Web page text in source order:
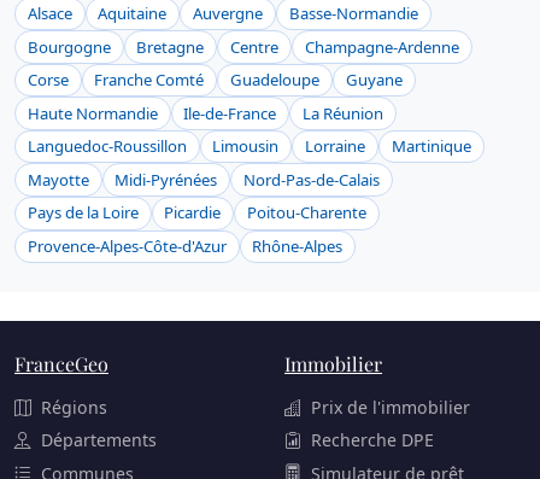
Alsace Aquitaine Auvergne
Basse-Normandie
Bourgogne
Bretagne Centre
Champagne-Ardenne
Corse
Franche Comté Guadeloupe
Guyane
Haute Normandie
Ile-de-France
La Réunion
Languedoc-Roussillon
Limousin Lorraine
Martinique
Mayotte
Midi-Pyrénées
Nord-Pas-de-Calais
Pays de la Loire
Picardie
Poitou-Charente
Provence-Alpes-Côte-d'Azur
Rhône-Alpes
FranceGeo
Régions
Départements
Communes
Immobilier
Prix de l'immobilier
Recherche DPE
Simulateur de prêt